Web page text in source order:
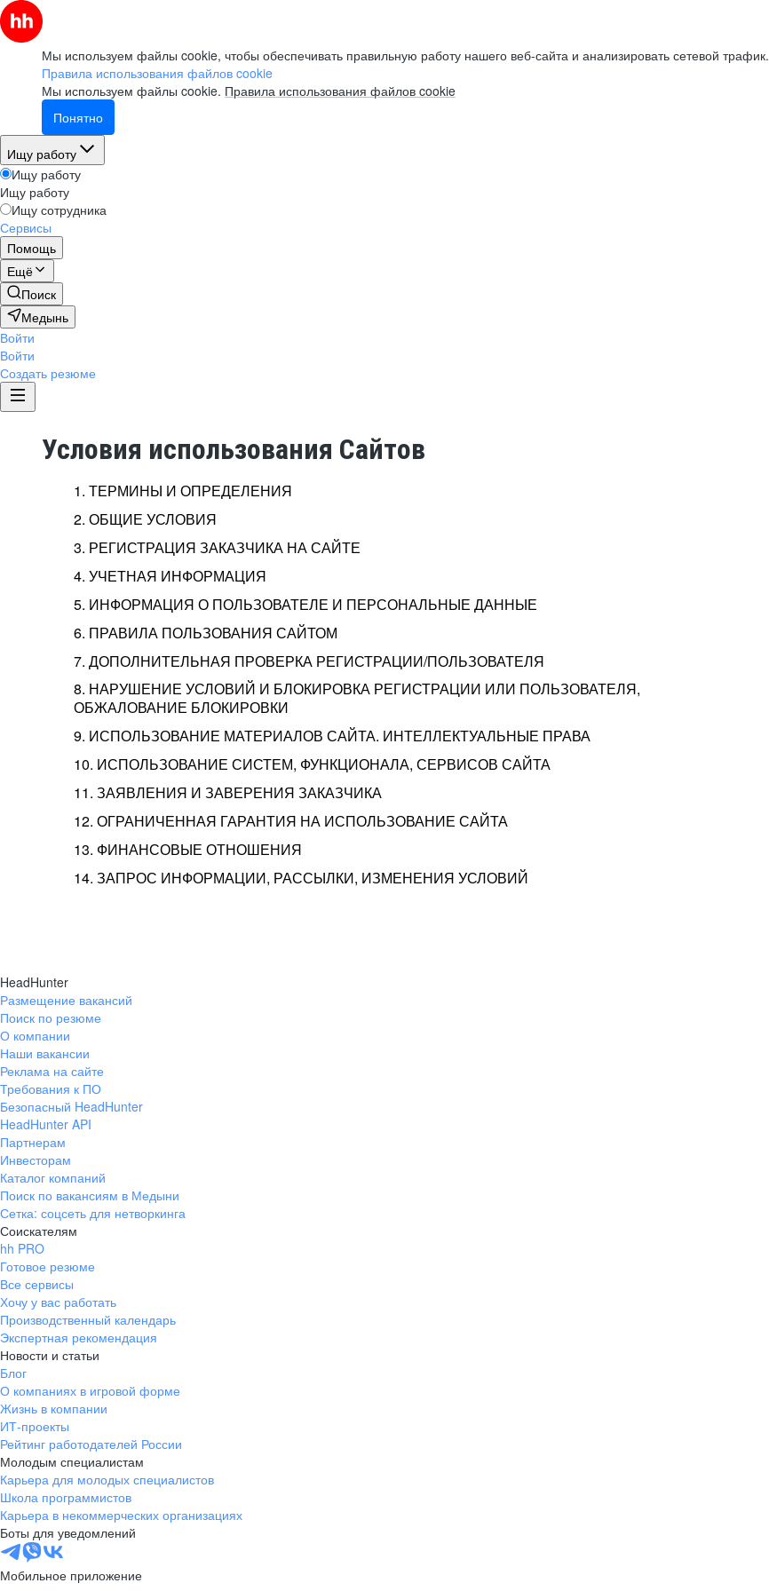
Мы используем файлы cookie, чтобы обеспечивать правильную работу нашего веб-сайта и анализировать сетевой трафик.
Правила использования файлов cookie
Мы используем файлы cookie. Правила использования файлов cookie
Понятно
Ищу работу
Ищу работу
Ищу работу
Ищу сотрудника
Сервисы
Помощь
Ещё
Поиск
Медынь
Войти
Войти
Создать резюме
Условия использования Сайтов
1. ТЕРМИНЫ И ОПРЕДЕЛЕНИЯ
2. ОБЩИЕ УСЛОВИЯ
3. РЕГИСТРАЦИЯ ЗАКАЗЧИКА НА САЙТЕ
4. УЧЕТНАЯ ИНФОРМАЦИЯ
5. ИНФОРМАЦИЯ О ПОЛЬЗОВАТЕЛЕ И ПЕРСОНАЛЬНЫЕ ДАННЫЕ
6. ПРАВИЛА ПОЛЬЗОВАНИЯ САЙТОМ
7. ДОПОЛНИТЕЛЬНАЯ ПРОВЕРКА РЕГИСТРАЦИИ/ПОЛЬЗОВАТЕЛЯ
8. НАРУШЕНИЕ УСЛОВИЙ И БЛОКИРОВКА РЕГИСТРАЦИИ ИЛИ ПОЛЬЗОВАТЕЛЯ,
ОБЖАЛОВАНИЕ БЛОКИРОВКИ
9. ИСПОЛЬЗОВАНИЕ МАТЕРИАЛОВ САЙТА. ИНТЕЛЛЕКТУАЛЬНЫЕ ПРАВА
10. ИСПОЛЬЗОВАНИЕ СИСТЕМ, ФУНКЦИОНАЛА, СЕРВИСОВ САЙТА
11. ЗАЯВЛЕНИЯ И ЗАВЕРЕНИЯ ЗАКАЗЧИКА
12. ОГРАНИЧЕННАЯ ГАРАНТИЯ НА ИСПОЛЬЗОВАНИЕ САЙТА
13. ФИНАНСОВЫЕ ОТНОШЕНИЯ
14. ЗАПРОС ИНФОРМАЦИИ, РАССЫЛКИ, ИЗМЕНЕНИЯ УСЛОВИЙ
HeadHunter
Размещение вакансий
Поиск по резюме
О компании
Наши вакансии
Реклама на сайте
Требования к ПО
Безопасный HeadHunter
HeadHunter API
Партнерам
Инвесторам
Каталог компаний
Поиск по вакансиям в Медыни
Сетка: соцсеть для нетворкинга
Соискателям
hh PRO
Готовое резюме
Все сервисы
Хочу у вас работать
Производственный календарь
Экспертная рекомендация
Новости и статьи
Блог
О компаниях в игровой форме
Жизнь в компании
ИТ-проекты
Рейтинг работодателей России
Молодым специалистам
Карьера для молодых специалистов
Школа программистов
Карьера в некоммерческих организациях
Боты для уведомлений
Мобильное приложение